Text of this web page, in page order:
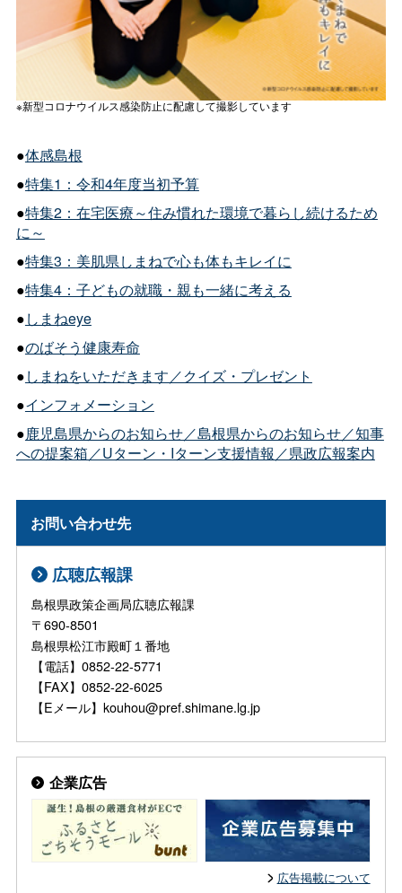
※新型コロナウイルス感染防止に配慮して撮影しています
●体感島根
●特集1：令和4年度当初予算
●特集2：在宅医療～住み慣れた環境で暮らし続けるため
に～
●特集3：美肌県しまねで心も体もキレイに
●特集4：子どもの就職・親も一緒に考える
●しまねeye
●のばそう健康寿命
●しまねをいただきます／クイズ・プレゼント
●インフォメーション
●鹿児島県からのお知らせ／島根県からのお知らせ／知事
への提案箱／Uターン・Iターン支援情報／県政広報案内
お問い合わせ先
広聴広報課
島根県政策企画局広聴広報課
〒690-8501
島根県松江市殿町１番地
【電話】0852-22-5771
【FAX】0852-22-6025
【Eメール】kouhou@pref.shimane.lg.jp
企業広告
広告掲載について